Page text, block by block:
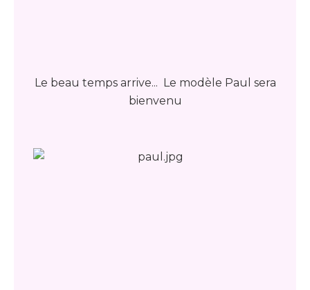
Le beau temps arrive... Le modèle Paul sera
bienvenu